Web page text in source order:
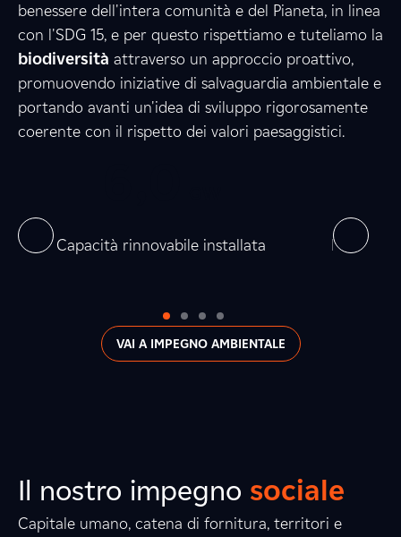
benessere dell'intera comunità e del Pianeta, in linea
con l'SDG 15, e per questo rispettiamo e tuteliamo la
biodiversità attraverso un approccio proattivo,
promuovendo iniziative di salvaguardia ambientale e
portando avanti un'idea di sviluppo rigorosamente
coerente con il rispetto dei valori paesaggistici.
0
5
2
2
7
Capacità rinnovabile installata
0
2
6
VAI A IMPEGNO AMBIENTALE
Il nostro impegno sociale
Capitale umano, catena di fornitura, territori e